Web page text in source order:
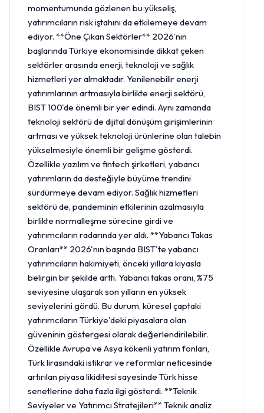
momentumunda gözlenen bu yükseliş,
yatırımcıların risk iştahını da etkilemeye devam
ediyor. **Öne Çıkan Sektörler** 2026'nın
başlarında Türkiye ekonomisinde dikkat çeken
sektörler arasında enerji, teknoloji ve sağlık
hizmetleri yer almaktadır. Yenilenebilir enerji
yatırımlarının artmasıyla birlikte enerji sektörü,
BIST 100'de önemli bir yer edindi. Aynı zamanda
teknoloji sektörü de dijital dönüşüm girişimlerinin
artması ve yüksek teknoloji ürünlerine olan talebin
yükselmesiyle önemli bir gelişme gösterdi.
Özellikle yazılım ve fintech şirketleri, yabancı
yatırımların da desteğiyle büyüme trendini
sürdürmeye devam ediyor. Sağlık hizmetleri
sektörü de, pandeminin etkilerinin azalmasıyla
birlikte normalleşme sürecine girdi ve
yatırımcıların radarında yer aldı. **Yabancı Takas
Oranları** 2026'nın başında BIST'te yabancı
yatırımcıların hakimiyeti, önceki yıllara kıyasla
belirgin bir şekilde arttı. Yabancı takas oranı, %75
seviyesine ulaşarak son yılların en yüksek
seviyelerini gördü. Bu durum, küresel çaptaki
yatırımcıların Türkiye'deki piyasalara olan
güveninin göstergesi olarak değerlendirilebilir.
Özellikle Avrupa ve Asya kökenli yatırım fonları,
Türk lirasındaki istikrar ve reformlar neticesinde
artırılan piyasa likiditesi sayesinde Türk hisse
senetlerine daha fazla ilgi gösterdi. **Teknik
Seviyeler ve Yatırımcı Stratejileri** Teknik analiz